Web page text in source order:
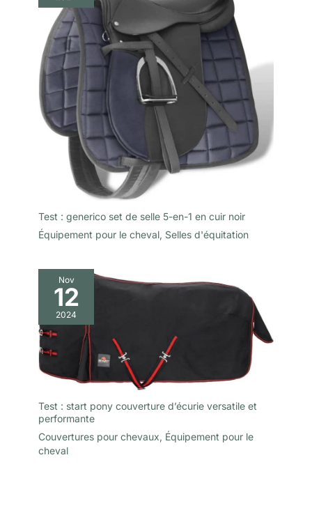
Test : generico set de selle 5-en-1 en cuir noir
Équipement pour le cheval, Selles d'équitation
Nov
12
2024
Test : start pony couverture d’écurie versatile et
performante
Couvertures pour chevaux, Équipement pour le
cheval